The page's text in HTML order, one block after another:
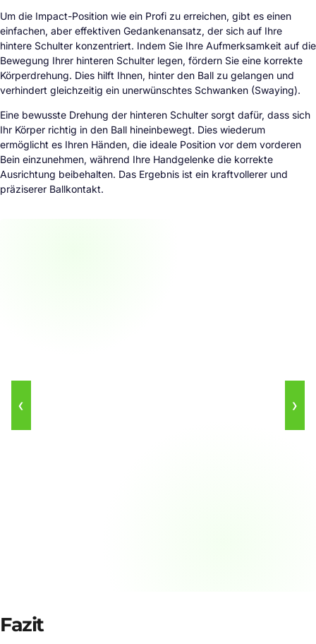
Um die Impact-Position wie ein Profi zu erreichen, gibt es einen
einfachen, aber effektiven Gedankenansatz, der sich auf Ihre
hintere Schulter konzentriert. Indem Sie Ihre Aufmerksamkeit auf die
Bewegung Ihrer hinteren Schulter legen, fördern Sie eine korrekte
Körperdrehung. Dies hilft Ihnen, hinter den Ball zu gelangen und
verhindert gleichzeitig ein unerwünschtes Schwanken (Swaying).
Eine bewusste Drehung der hinteren Schulter sorgt dafür, dass sich
Ihr Körper richtig in den Ball hineinbewegt. Dies wiederum
ermöglicht es Ihren Händen, die ideale Position vor dem vorderen
Bein einzunehmen, während Ihre Handgelenke die korrekte
Ausrichtung beibehalten. Das Ergebnis ist ein kraftvollerer und
präziserer Ballkontakt.
❮ ❯
Fazit